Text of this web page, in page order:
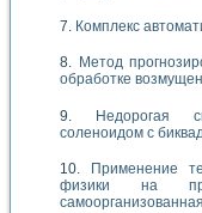
Комплекс
Метод
обработке
Недорогая
соленоидом с
Применение
физики на